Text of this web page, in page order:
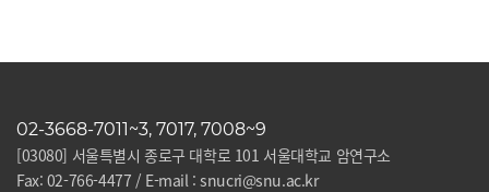
02-3668-7011~3, 7017, 7008~9
[03080] 서울특별시 종로구 대학로 101 서울대학교 암연구소
Fax: 02-766-4477 / E-mail : snucri@snu.ac.kr